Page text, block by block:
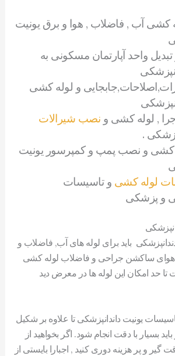
کشی آب , فاضلاب , هوا و برق یونیت
واحد آپارتمان مسکونی به
و لوله کشی
, لوله کشی و نصب شیرالات
.
کشی و نصب پمپ و کمپرسور یونیت
لوله کشی و تاسیسات
و پزشکی
باید برای لوله های آب, فاضلاب و
هوای ساکشن جراحی و فاضلاب لوله کشی
تا حد امکان این لوله ها در معرض دید
یونیت داندانپزشکی تا علاوه بر شکیل
بسیار با دقت انجام شود. اگر بخواهید از
گیر و پر هزینه دوری کنید , اجبارا بایستی از